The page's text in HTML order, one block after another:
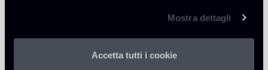
Mostra dettagli
Accetta tutti i cookie